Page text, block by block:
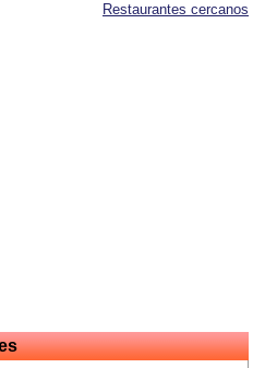
Restaurantes cercanos